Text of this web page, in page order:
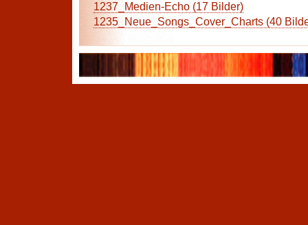
1237_Medien-Echo (17 Bilder)
1235_Neue_Songs_Cover_Charts (40